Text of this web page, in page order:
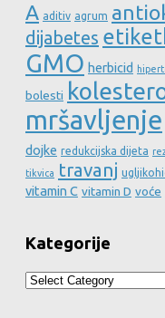
A aditiv agrum
dijabetes
GMO herbicid
bolesti
mršavljenje
dojke redukcijska dijeta
tikvica travanj
vitamin C vitamin D voće
Kategorije
Kategorije